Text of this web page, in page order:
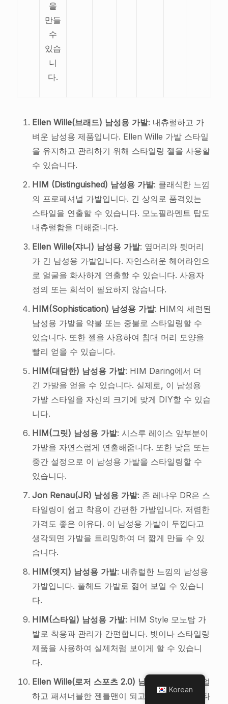
을
만들
수
있습
니
다.
Ellen Wille(브래드) 남성용 가발: 내츄럴하고 가
벼운 남성용 제품입니다. Ellen Wille 가발 스타일
을 유지하고 관리하기 위해 스타일링 젤을 사용할
수 있습니다.
HIM (Distinguished) 남성용 가발: 클래식한 느낌
의 프로페셔널 가발입니다. 긴 상의로 품격있는
스타일을 연출할 수 있습니다. 모노필라멘트 탑도
내츄럴함을 더해줍니다.
Ellen Wille(쟈니) 남성용 가발: 옆머리와 뒷머리
가 긴 남성용 가발입니다. 자연스러운 헤어라인으
로 얼굴을 화사하게 연출할 수 있습니다. 사용자
정의 또는 희석이 필요하지 않습니다.
HIM(Sophistication) 남성용 가발: HIM의 세련된
남성용 가발을 약불 또는 중불로 스타일링할 수
있습니다. 또한 젤을 사용하여 침대 머리 모양을
빨리 얻을 수 있습니다.
HIM(대담한) 남성용 가발: HIM Daring에서 더
긴 가발을 얻을 수 있습니다. 실제로, 이 남성용
가발 스타일을 자신의 크기에 맞게 DIY할 수 있습
니다.
HIM(그릿) 남성용 가발: 시스루 레이스 앞부분이
가발을 자연스럽게 연출해줍니다. 또한 낮음 또는
중간 설정으로 이 남성용 가발을 스타일링할 수
있습니다.
Jon Renau(JR) 남성용 가발: 존 레나우 DR은 스
타일링이 쉽고 착용이 간편한 가발입니다. 저렴한
가격도 좋은 이유다. 이 남성용 가발이 두껍다고
생각되면 가발을 트리밍하여 더 짧게 만들 수 있
습니다.
HIM(엣지) 남성용 가발: 내츄럴한 느낌의 남성용
가발입니다. 풀헤드 가발로 젊어 보일 수 있습니
다.
HIM(스타일) 남성용 가발: HIM Style 모노탑 가
발로 착용과 관리가 간편합니다. 빗이나 스타일링
제품을 사용하여 실제처럼 보이게 할 수 있습니
다.
Ellen Wille(로저 스포츠 2.0) 남성용 가발
: 캐주얼
하고 패셔너블한 젠틀맨이 되고 싶다면 이런 스타
Korean